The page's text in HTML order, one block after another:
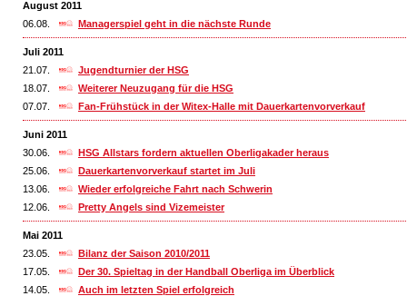
August 2011
06.08.
Managerspiel geht in die nächste Runde
Juli 2011
21.07.
Jugendturnier der HSG
18.07.
Weiterer Neuzugang für die HSG
07.07.
Fan-Frühstück in der Witex-Halle mit Dauerkartenvorverkauf
Juni 2011
30.06.
HSG Allstars fordern aktuellen Oberligakader heraus
25.06.
Dauerkartenvorverkauf startet im Juli
13.06.
Wieder erfolgreiche Fahrt nach Schwerin
12.06.
Pretty Angels sind Vizemeister
Mai 2011
23.05.
Bilanz der Saison 2010/2011
17.05.
Der 30. Spieltag in der Handball Oberliga im Überblick
14.05.
Auch im letzten Spiel erfolgreich